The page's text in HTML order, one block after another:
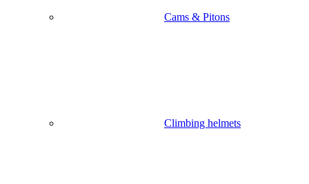
Cams & Pitons
Climbing helmets